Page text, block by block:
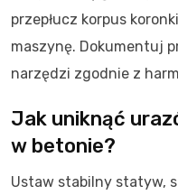
przepłucz korpus
maszynę. Dokumentuj
narzędzi zgodnie z
Jak uniknąć
w betonie?
Ustaw stabilny statyw,